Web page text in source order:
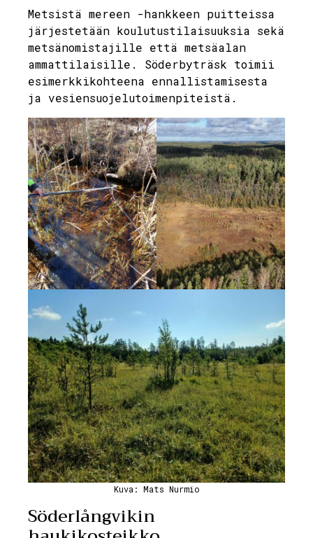
Metsistä mereen -hankkeen puitteissa
järjestetään koulutustilaisuuksia sekä
metsänomistajille että metsäalan
ammattilaisille. Söderbyträsk toimii
esimerkkikohteena ennallistamisesta
ja vesiensuojelutoimenpiteistä.
Kuva: Mats Nurmio
Söderlångvikin